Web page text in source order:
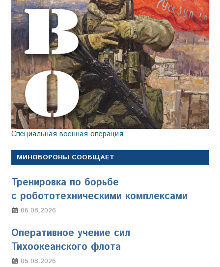
Специальная военная операция
МИНОБОРОНЫ СООБЩАЕТ
Тренировка по борьбе
с робототехническими комплексами
06.08.2026
Оперативное учение сил
Тихоокеанского флота
05.08.2026